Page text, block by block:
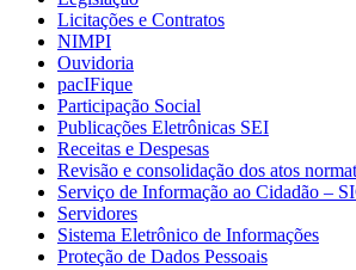
Licitações e Contratos
NIMPI
Ouvidoria
pacIFique
Participação Social
Publicações Eletrônicas SEI
Receitas e Despesas
Revisão e consolidação dos atos
Serviço de Informação ao Cidadão –
Servidores
Sistema Eletrônico de Informações
Proteção de Dados Pessoais